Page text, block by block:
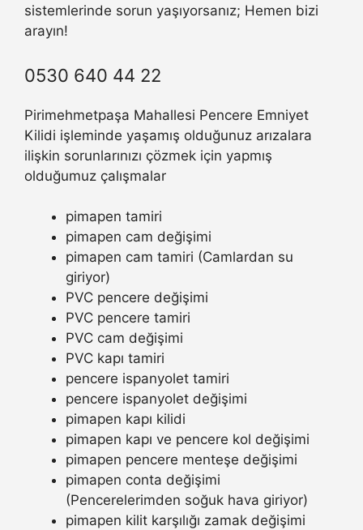
sistemlerinde sorun yaşıyorsanız; Hemen bizi
arayın!
0530 640 44 22
Pirimehmetpaşa Mahallesi Pencere Emniyet
Kilidi işleminde yaşamış olduğunuz arızalara
ilişkin sorunlarınızı çözmek için yapmış
olduğumuz çalışmalar
pimapen tamiri
pimapen cam değişimi
pimapen cam tamiri (Camlardan su
giriyor)
PVC pencere değişimi
PVC pencere tamiri
PVC cam değişimi
PVC kapı tamiri
pencere ispanyolet tamiri
pencere ispanyolet değişimi
pimapen kapı kilidi
pimapen kapı ve pencere kol değişimi
pimapen pencere menteşe değişimi
pimapen conta değişimi
(Pencerelerimden soğuk hava giriyor)
pimapen kilit karşılığı zamak değişimi